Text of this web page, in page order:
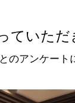
ていただ
のアンケート